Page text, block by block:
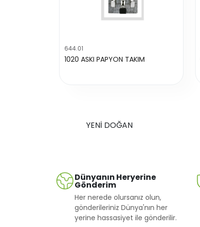
644.01
1020 ASKI PAPYON TAKIM
YENİ DOĞAN
Dünyanın Heryerine
Gönderim
Her nerede olursanız olun,
gönderileriniz Dünya'nın her
yerine hassasiyet ile gönderilir.